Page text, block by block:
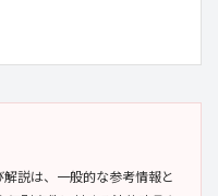
説は、一般的な参考情報と